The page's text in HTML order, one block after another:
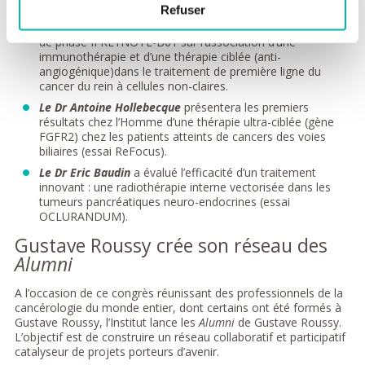
Refuser
La Pr Laurence Albigesprésentera les résultats de l’étude
de phase II KEYNOTE-B61 sur l’association d’une
immunothérapie et d’une thérapie ciblée (anti-
angiogénique)dans le traitement de première ligne du
cancer du rein à cellules non-claires.
Le Dr Antoine Hollebecque présentera les premiers
résultats chez l’Homme d’une thérapie ultra-ciblée (gène
FGFR2) chez les patients atteints de cancers des voies
biliaires (essai ReFocus).
Le Dr Eric Baudin a évalué l’efficacité d’un traitement
innovant : une radiothérapie interne vectorisée dans les
tumeurs pancréatiques neuro-endocrines (essai
OCLURANDUM).
Gustave Roussy crée son réseau des
Alumni
A l’occasion de ce congrès réunissant des professionnels de la
cancérologie du monde entier, dont certains ont été formés à
Gustave Roussy, l’Institut lance lesAlumni de Gustave Roussy.
L’objectif est de construire un réseau collaboratif et participatif
catalyseur de projets porteurs d’avenir.